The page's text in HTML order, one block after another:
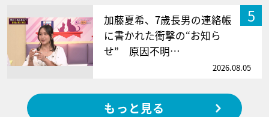
5
加藤夏希、7歳長男の連絡帳
に書かれた衝撃の“お知ら
せ” 原因不明…
2026.08.05
もっと見る